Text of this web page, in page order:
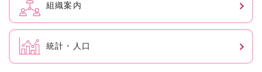
組織案内
統計・人口